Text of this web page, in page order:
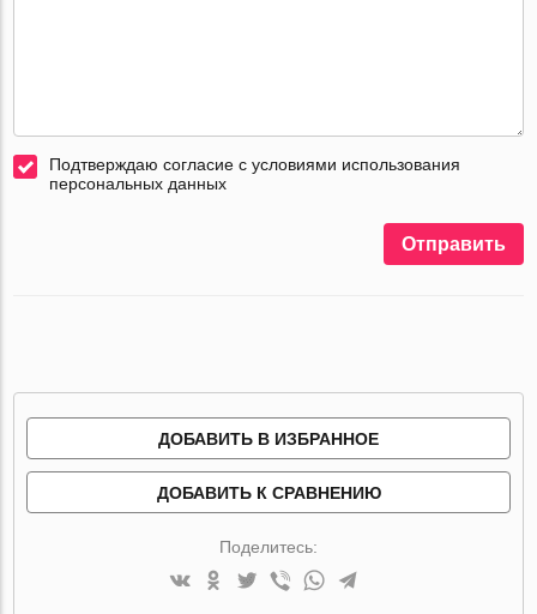
Подтверждаю согласие с условиями использования
персональных данных
Отправить
ДОБАВИТЬ В ИЗБРАННОЕ
ДОБАВИТЬ К СРАВНЕНИЮ
Поделитесь: